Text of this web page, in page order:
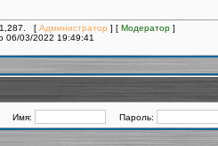
1,287. [ Администратор ] [ Модератор ]
06/03/2022 19:49:41
Имя: Пароль: